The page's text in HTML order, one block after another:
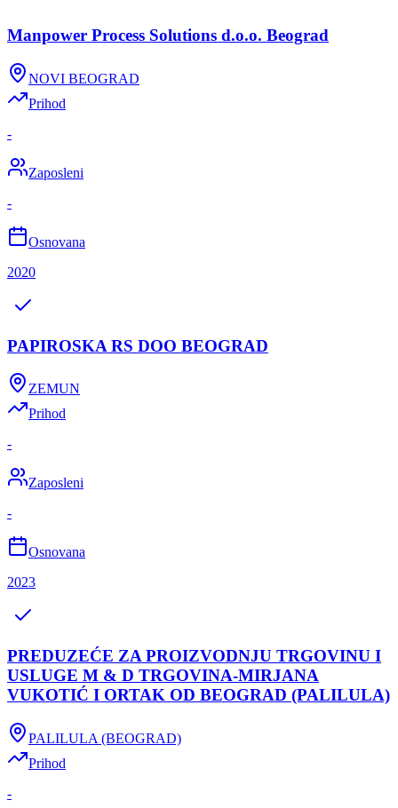
Manpower Process Solutions d.o.o. Beograd
NOVI BEOGRAD
Prihod
-
Zaposleni
-
Osnovana
2020
PAPIROSKA RS DOO BEOGRAD
ZEMUN
Prihod
-
Zaposleni
-
Osnovana
2023
PREDUZEĆE ZA PROIZVODNJU TRGOVINU I
USLUGE M & D TRGOVINA-MIRJANA
VUKOTIĆ I ORTAK OD BEOGRAD (PALILULA)
PALILULA (BEOGRAD)
Prihod
-